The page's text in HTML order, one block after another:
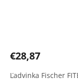
€28,87
Ľadvinka Fischer